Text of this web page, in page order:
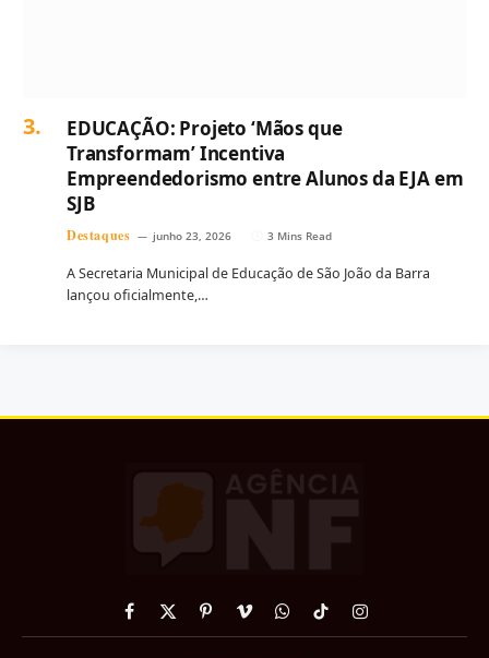
EDUCAÇÃO: Projeto ‘Mãos que
Transformam’ Incentiva
Empreendedorismo entre Alunos da EJA em
SJB
Destaques junho 23, 2026 3 Mins Read
A Secretaria Municipal de Educação de São João da Barra
lançou oficialmente,…
Facebook
X
(Twitter)
PinterestVimeoWhatsApp
TikTokInstagram